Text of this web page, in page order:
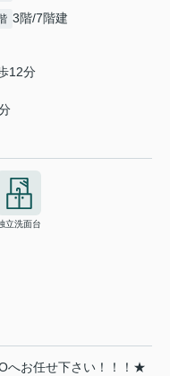
3階/7階建
12分
立洗面台
へお任せ下さい！！！★